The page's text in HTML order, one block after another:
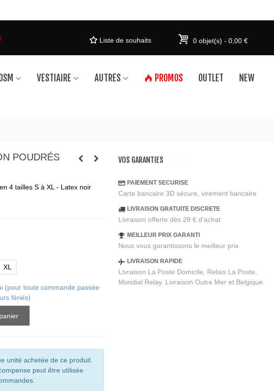
Liste de souhaits 0 objet(s) - 0,00 €
VESTIAIRE AUTRES PROMOS OUTLET NEW
POUDRÉS
4 tailles S à XL - Latex noir
XL
(pour toute commande passée
fériés)
unité achetée de ce produit.
peut être utilisée
VOS GARANTIES
PAIEMENT SECURISE
Carte bancaire 3D sécure, virement bancaire
LIVRAISON GRATUITE DISCRETE
Livraison offerte dès 29 € d'achat
MEILLEUR PRIX GARANTI
Nous vous garantissons le meilleur prix
LIVRAISON RAPIDE
Livraison La Poste Domicile, Relais La Poste,
Mondial Relay. Livraison Outre Mer et Belgique.